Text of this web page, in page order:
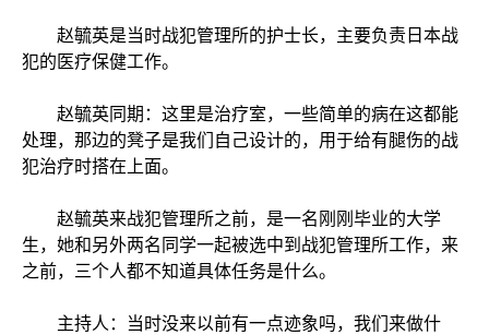
赵毓英是当时战犯管理所的护士长，主要负责日本战
犯的医疗保健工作。
赵毓英同期：这里是治疗室，一些简单的病在这都能
处理，那边的凳子是我们自己设计的，用于给有腿伤的战
犯治疗时搭在上面。
赵毓英来战犯管理所之前，是一名刚刚毕业的大学
生，她和另外两名同学一起被选中到战犯管理所工作，来
之前，三个人都不知道具体任务是什么。
主持人：当时没来以前有一点迹象吗，我们来做什